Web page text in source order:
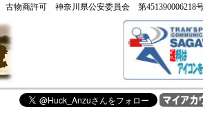
古物商許可 神奈川県公安委員会 第451390006218